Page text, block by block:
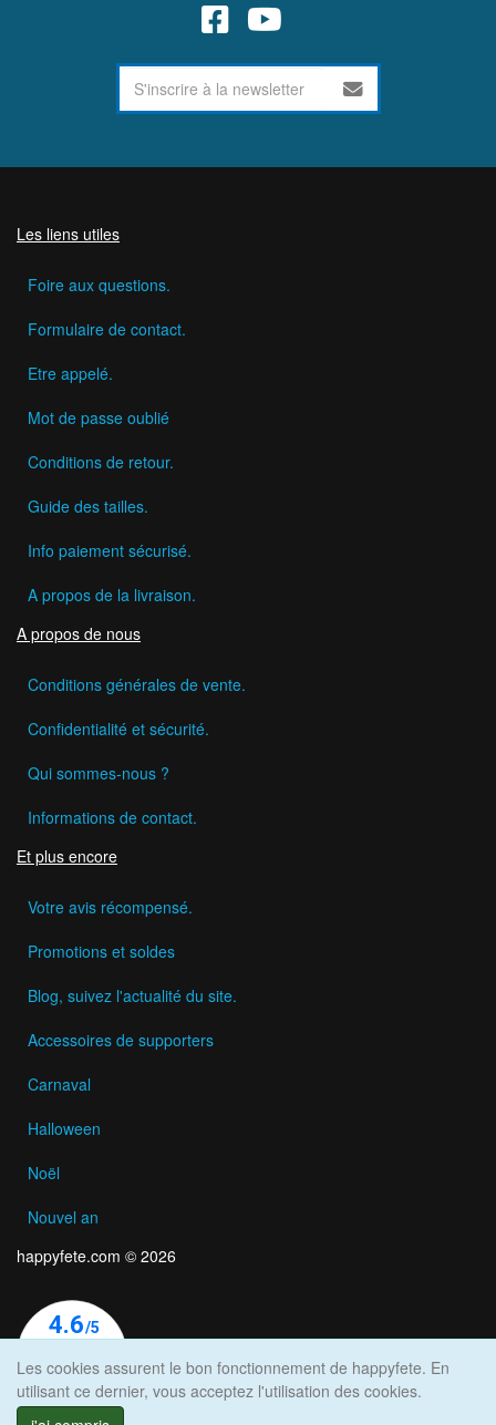
Les liens utiles
Foire aux questions.
Formulaire de contact.
Etre appelé.
Mot de passe oublié
Conditions de retour.
Guide des tailles.
Info paiement sécurisé.
A propos de la livraison.
A propos de nous
Conditions générales de vente.
Confidentialité et sécurité.
Qui sommes-nous ?
Informations de contact.
Et plus encore
Votre avis récompensé.
Promotions et soldes
Blog, suivez l'actualité du site.
Accessoires de supporters
Carnaval
Halloween
Noël
Nouvel an
happyfete.com © 2026
Les cookies assurent le bon fonctionnement de happyfete. En
utilisant ce dernier, vous acceptez l'utilisation des cookies.